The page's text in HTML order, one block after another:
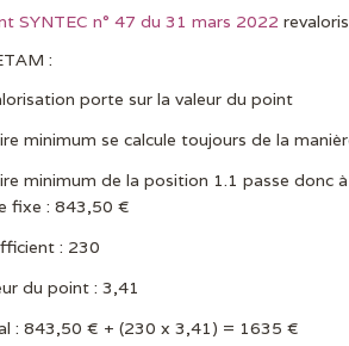
SYNTEC n° 47 du 31 mars 2022
:
porte sur la valeur du point
minimum se calcule toujours de la
minimum de la position 1.1 passe donc
fixe : 843,50 €
: 230
du point : 3,41
: 843,50 € + (230 x 3,41) = 1635 €